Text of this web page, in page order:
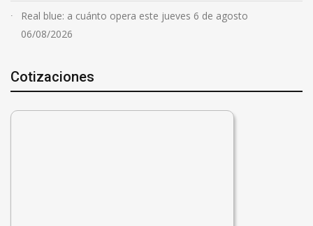
Real blue: a cuánto opera este jueves 6 de agosto
06/08/2026
Cotizaciones